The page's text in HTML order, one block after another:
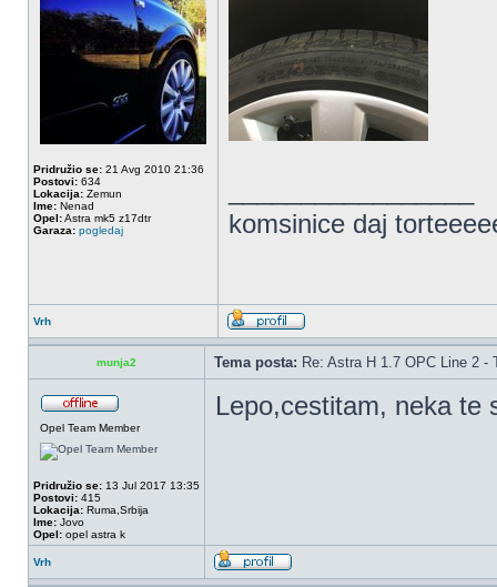
Pridružio se: 21 Avg 2010 21:36
Postovi: 634
Lokacija: Zemun
Ime: Nenad
Opel:Astra mk5 z17dtr
Garaza: pogledaj
komsinice daj
Vrh
munja2 Tema posta: Re: Astra H 1.7 OPC Line 2 -
Opel Team Member
Pridružio se: 13 Jul 2017 13:35
Postovi: 415
Lokacija: Ruma,Srbija
Ime: Jovo
Opel: opel astra k
Lepo,cestitam, neka te
Vrh